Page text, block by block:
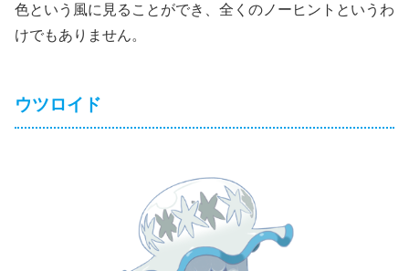
色という風に見ることができ、全くのノーヒントというわ
けでもありません。
ウツロイド